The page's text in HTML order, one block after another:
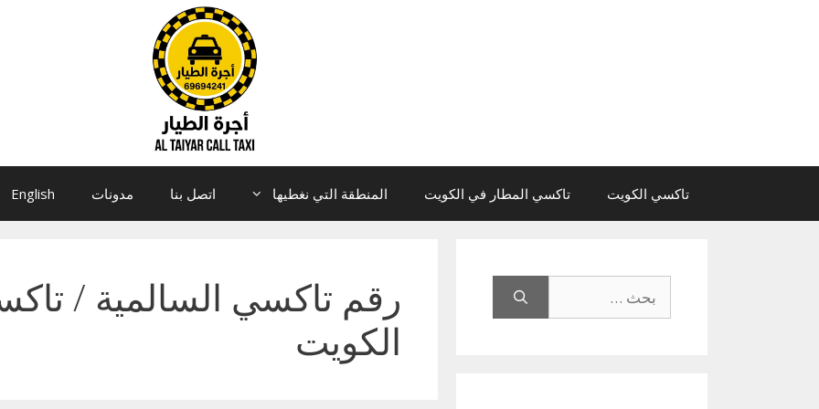
تاكسي الكويت تاكسي المطار في الكويت المنطقة التي نغطيها اتصل بنا مدونات English
رقم تاكسي السالمية /
الكويت
عن: